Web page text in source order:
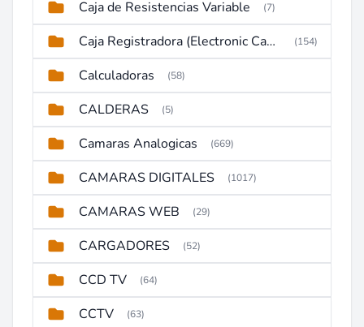
Caja de Resistencias Variable (7)
Caja Registradora (Electronic Cash Register) (154)
Calculadoras (58)
CALDERAS (5)
Camaras Analogicas (669)
CAMARAS DIGITALES (1017)
CAMARAS WEB (29)
CARGADORES (52)
CCD TV (64)
CCTV (63)